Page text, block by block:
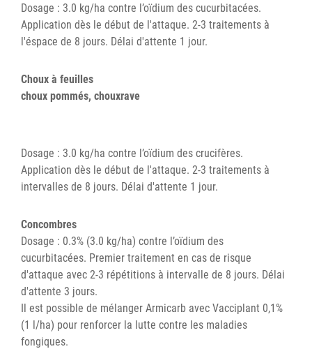
Dosage : 3.0 kg/ha contre l’oïdium des cucurbitacées.
Application dès le début de l'attaque. 2-3 traitements à
l'éspace de 8 jours. Délai d'attente 1 jour.
Choux à feuilles
choux pommés, chouxrave
Dosage : 3.0 kg/ha contre l’oïdium des crucifères.
Application dès le début de l'attaque. 2-3 traitements à
intervalles de 8 jours. Délai d'attente 1 jour.
Concombres
Dosage : 0.3% (3.0 kg/ha) contre l’oïdium des
cucurbitacées. Premier traitement en cas de risque
d'attaque avec 2-3 répétitions à intervalle de 8 jours. Délai
d'attente 3 jours.
Il est possible de mélanger Armicarb avec Vacciplant 0,1%
(1 l/ha) pour renforcer la lutte contre les maladies
fongiques.